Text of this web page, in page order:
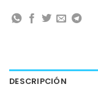
DESCRIPCIÓN